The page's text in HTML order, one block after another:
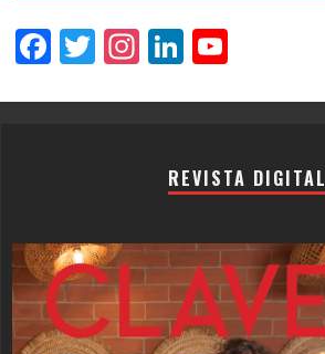
Facebook
Twitter
Instagram
LinkedIn
REVISTA DIGITAL